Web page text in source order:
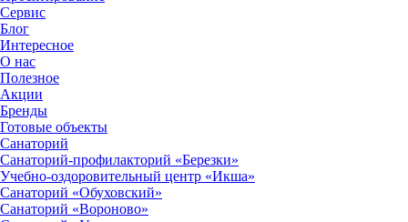
Сервис
Блог
Интересное
О нас
Полезное
Акции
Бренды
Готовые объекты
Санаторий
Санаторий-профилакторий «Березки»
Учебно-оздоровительный центр «Икша»
Санаторий «Обуховский»
Санаторий «Вороново»